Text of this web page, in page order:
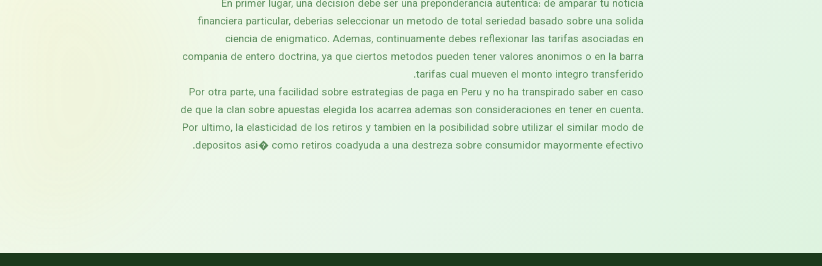
En primer lugar, una decision debe ser una preponderancia autentica: de amparar tu noticia
financiera particular, deberias seleccionar un metodo de total seriedad basado sobre una solida
ciencia de enigmatico. Ademas, continuamente debes reflexionar las tarifas asociadas en
compania de entero doctrina, ya que ciertos metodos pueden tener valores anonimos o en la barra
tarifas cual mueven el monto integro transferido.
Por otra parte, una facilidad sobre estrategias de paga en Peru y no ha transpirado saber en caso
de que la clan sobre apuestas elegida los acarrea ademas son consideraciones en tener en cuenta.
Por ultimo, la elasticidad de los retiros y tambien en la posibilidad sobre utilizar el similar modo de
depositos asi� como retiros coadyuda a una destreza sobre consumidor mayormente efectivo.